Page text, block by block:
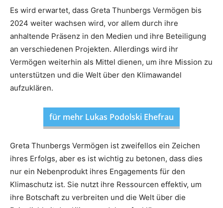
Es wird erwartet, dass Greta Thunbergs Vermögen bis
2024 weiter wachsen wird, vor allem durch ihre
anhaltende Präsenz in den Medien und ihre Beteiligung
an verschiedenen Projekten. Allerdings wird ihr
Vermögen weiterhin als Mittel dienen, um ihre Mission zu
unterstützen und die Welt über den Klimawandel
aufzuklären.
für mehr Lukas Podolski Ehefrau
Greta Thunbergs Vermögen ist zweifellos ein Zeichen
ihres Erfolgs, aber es ist wichtig zu betonen, dass dies
nur ein Nebenprodukt ihres Engagements für den
Klimaschutz ist. Sie nutzt ihre Ressourcen effektiv, um
ihre Botschaft zu verbreiten und die Welt über die